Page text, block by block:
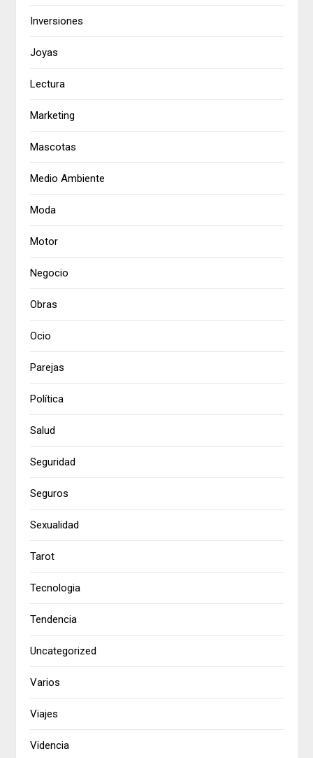
Inversiones
Joyas
Lectura
Marketing
Mascotas
Medio Ambiente
Moda
Motor
Negocio
Obras
Ocio
Parejas
Política
Salud
Seguridad
Seguros
Sexualidad
Tarot
Tecnologia
Tendencia
Uncategorized
Varios
Viajes
Videncia